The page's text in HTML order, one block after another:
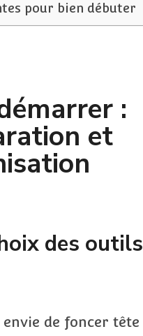
pour bien débuter
:
et
des outils
envie de foncer tête